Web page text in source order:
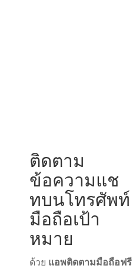
ติดตาม
ข้อความแช
ทบนโทรศัพท์
มือถือเป้า
หมาย
ด้วย แอพติดตามมือถือฟรี